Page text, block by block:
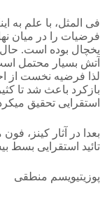
فی المثل، با علم به
یخچال بوده است.
آتش بسیار محتمل
لذا فرضیه نخست از
بازکرد باعث شد تا
استقرایی تحقیق
بعدا در آثار کینز،
تائید استقرایی بسط
پوزیتیویسم منطقی